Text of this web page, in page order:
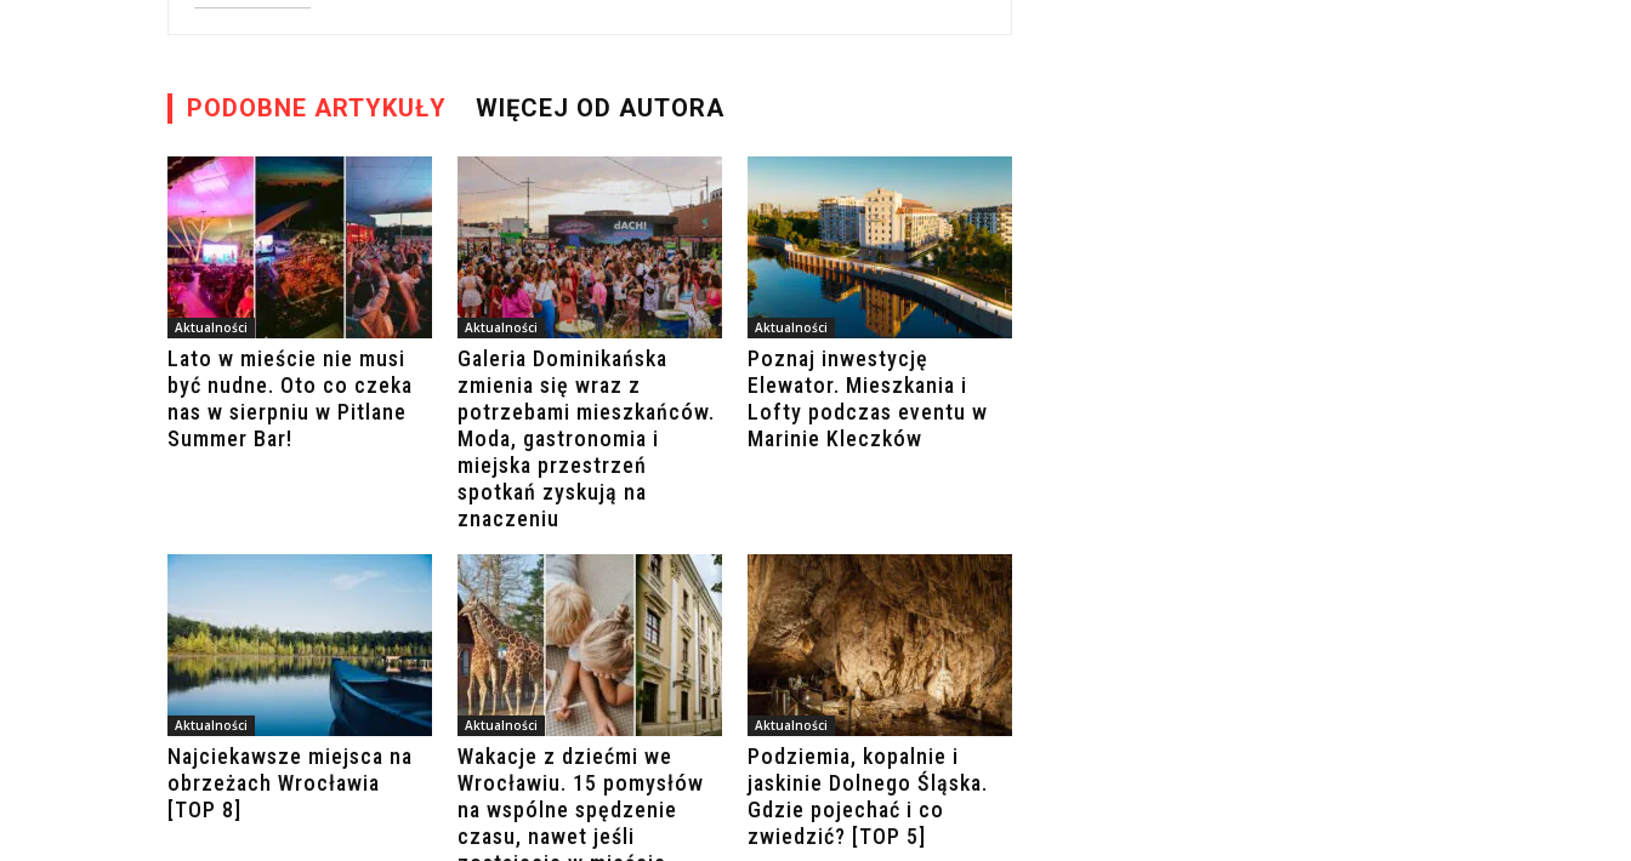
PODOBNE ARTYKUŁY WIĘCEJ OD AUTORA
Aktualności
Lato w mieście nie musi
być nudne. Oto co czeka
nas w sierpniu w Pitlane
Summer Bar!
Aktualności
Galeria Dominikańska
zmienia się wraz z
potrzebami mieszkańców.
Moda, gastronomia i
miejska przestrzeń
spotkań zyskują na
znaczeniu
Aktualności
Poznaj inwestycję
Elewator. Mieszkania i
Lofty podczas eventu w
Marinie Kleczków
Aktualności
Najciekawsze miejsca na
obrzeżach Wrocławia
[TOP 8]
Aktualności
Wakacje z dziećmi we
Wrocławiu. 15 pomysłów
na wspólne spędzenie
czasu, nawet jeśli
Aktualności
Podziemia, kopalnie i
jaskinie Dolnego Śląska.
Gdzie pojechać i co
zwiedzić? [TOP 5]